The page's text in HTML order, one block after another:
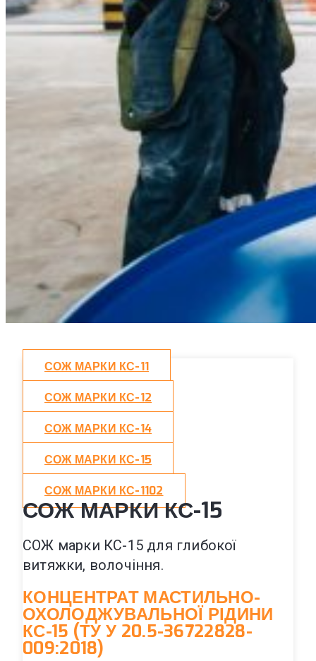
СОЖ МАРКИ КС-11
СОЖ МАРКИ КС-12
СОЖ МАРКИ КС-14
СОЖ МАРКИ КС-15
СОЖ МАРКИ КС-1102
СОЖ МАРКИ КС-15
СОЖ марки КС-15 для глибокої
витяжки, волочіння.
КОНЦЕНТРАТ МАСТИЛЬНО-
ОХОЛОДЖУВАЛЬНОЇ РІДИНИ
КС-15 (ТУ У 20.5-36722828-
009:2018)